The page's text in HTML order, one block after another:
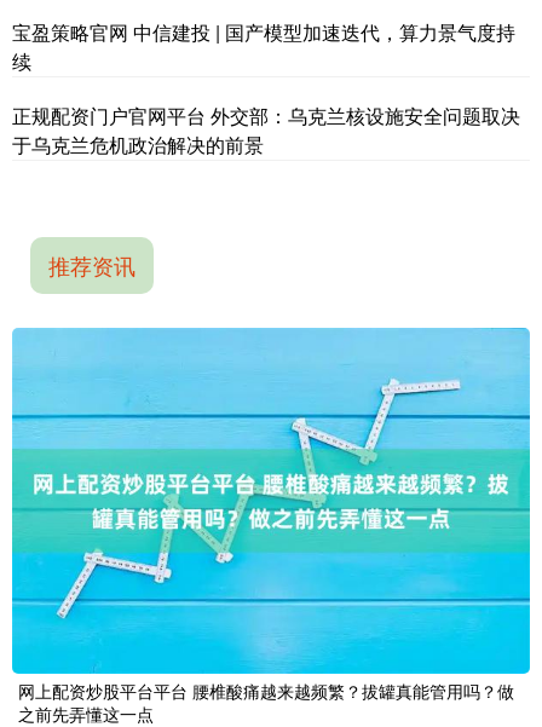
宝盈策略官网 中信建投 | 国产模型加速迭代，算力景气度持
续
正规配资门户官网平台 外交部：乌克兰核设施安全问题取决
于乌克兰危机政治解决的前景
推荐资讯
网上配资炒股平台平台 腰椎酸痛越来越频繁？拔罐真能管用吗？做
之前先弄懂这一点